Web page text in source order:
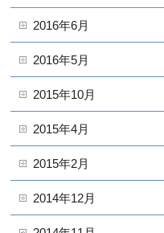
2016年6月
2016年5月
2015年10月
2015年4月
2015年2月
2014年12月